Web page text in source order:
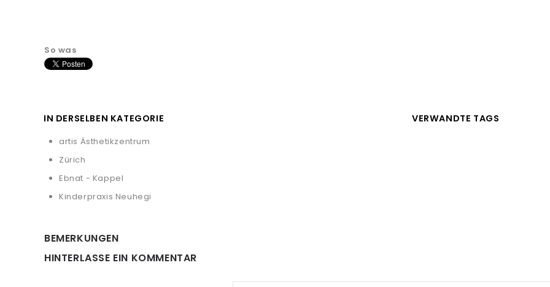
So was
IN DERSELBEN KATEGORIE
artis Ästhetikzentrum
Zürich
Ebnat - Kappel
Kinderpraxis Neuhegi
VERWANDTE TAGS
BEMERKUNGEN
HINTERLASSE EIN KOMMENTAR